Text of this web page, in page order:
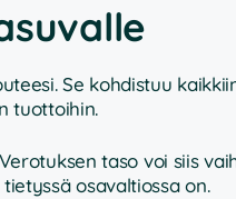
Se kohdistuu
tuottoihin.
taso voi siis
osavaltiossa on.